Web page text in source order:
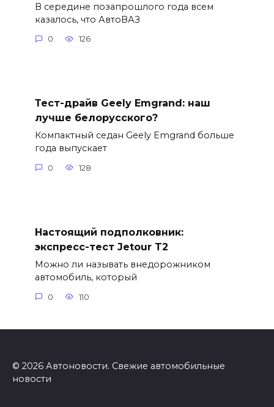
В середине позапрошлого года всем
казалось, что АвтоВАЗ
0 126
Тест-драйв Geely Emgrand: наш
лучше белорусского?
Компактный седан Geely Emgrand больше
года выпускает
0 128
Настоящий подполковник:
экспресс-тест Jetour T2
Можно ли называть внедорожником
автомобиль, который
0 110
© 2026 Автоновости. Свежие автомобильные
новости